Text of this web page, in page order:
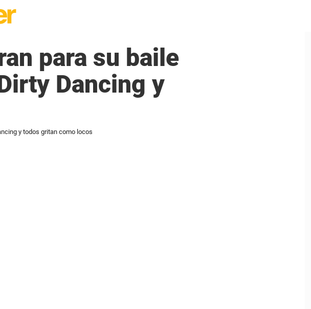
para su baile
Dancing y
y todos gritan como locos